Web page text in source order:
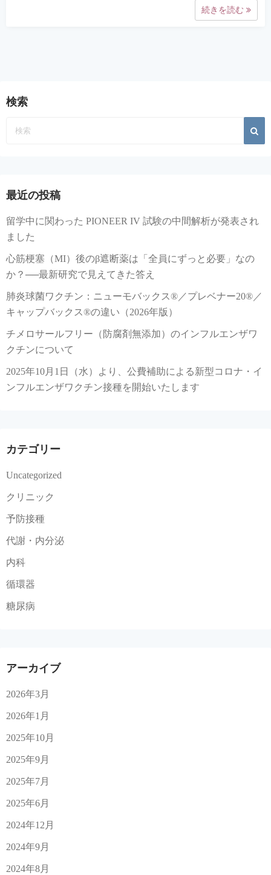
続きを読む
検索
最近の投稿
留学中に関わった PIONEER IV 試験の中間解析が発表され
ました
心筋梗塞（MI）後のβ遮断薬は「全員にずっと必要」なの
か？──最新研究で見えてきた答え
肺炎球菌ワクチン：ニューモバックス®／プレベナー20®／
キャップバックス®の違い（2026年版）
チメロサールフリー（防腐剤無添加）のインフルエンザワ
クチンについて
2025年10月1日（水）より、公費補助による新型コロナ・イ
ンフルエンザワクチン接種を開始いたします
カテゴリー
Uncategorized
クリニック
予防接種
代謝・内分泌
内科
循環器
糖尿病
アーカイブ
2026年3月
2026年1月
2025年10月
2025年9月
2025年7月
2025年6月
2024年12月
2024年9月
2024年8月